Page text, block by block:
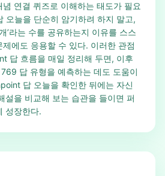
연결 퀴즈로 이해하는 태도가 필요
오늘을 단순히 암기하려 하지 말고,
’라는 수를 공유하는지 이유를 스스
에도 응용할 수 있다. 이러한 관점
답 흐름을 매일 정리해 두면, 이후
답 유형을 예측하는 데도 도움이
답 오늘을 확인한 뒤에는 자신
설을 비교해 보는 습관을 들이면 퍼
성장한다.